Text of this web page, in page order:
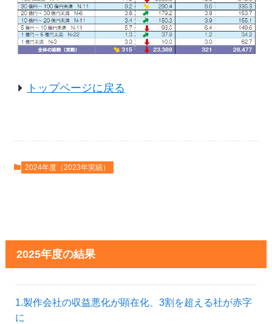
トップページに戻る
2024年度（2023年実績）
2025年度の結果
1.製作会社の収益悪化が顕在化、3割を超える社が赤字
に